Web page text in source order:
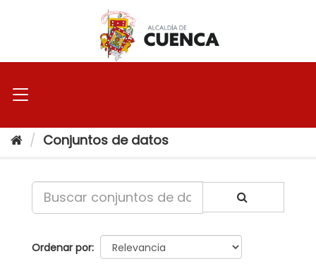
Conjuntos de datos
Ordenar por